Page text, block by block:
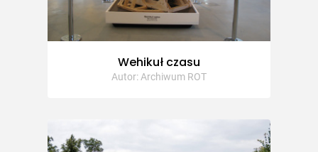
Wehikuł czasu
Autor: Archiwum ROT